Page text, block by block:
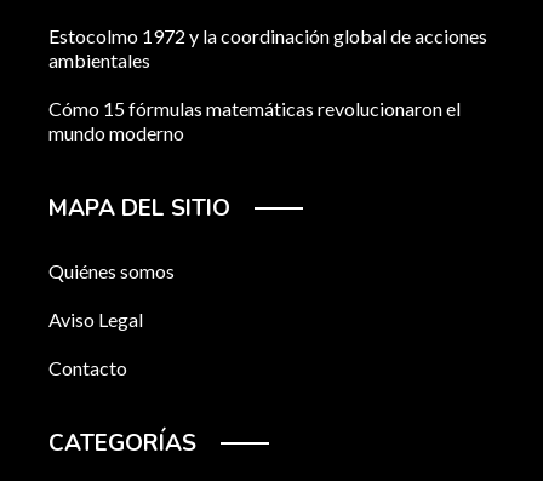
Estocolmo 1972 y la coordinación global de acciones
ambientales
Cómo 15 fórmulas matemáticas revolucionaron el
mundo moderno
MAPA DEL SITIO
Quiénes somos
Aviso Legal
Contacto
CATEGORÍAS